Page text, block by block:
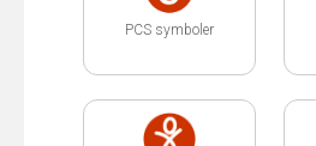
PCS symboler